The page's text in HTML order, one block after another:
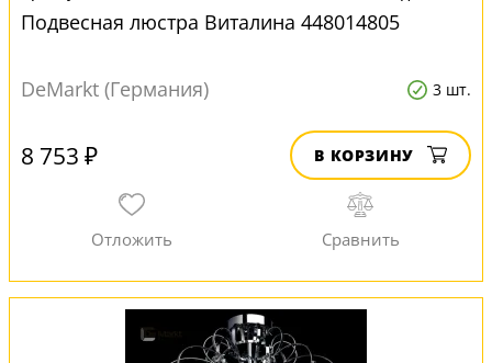
Подвесная люстра Виталина 448014805
DeMarkt (Германия) 3 шт.
8 753 ₽ В КОРЗИНУ